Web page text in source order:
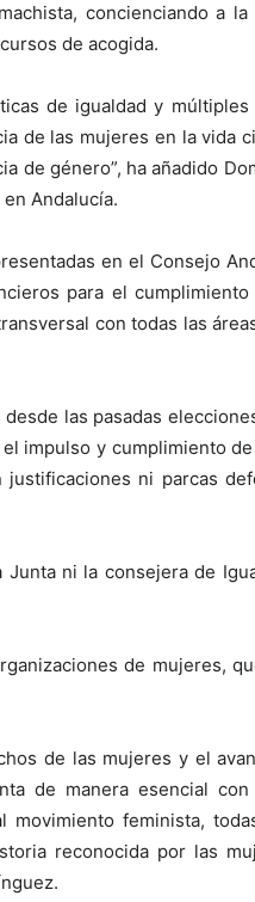
concienciando a
de acogida.
de igualdad y
de las mujeres en la vida
de género”, ha añadido
Andalucía.
en el Consejo
para el
con todas las
las pasadas
impulso y cumplimiento
ni parcas
ni la consejera de
de mujeres,
de las mujeres y el
de manera esencial
feminista,
reconocida por las